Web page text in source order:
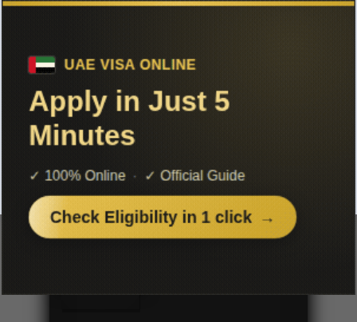
Чтобы не терять с нами связь,
подписывайся на наш
«Клинок и душа» ТВ-1
Добавленно: 16 июля 2019 | Серии: [13 из 13]
Blade & Soul
2014
Жанр:Экшен, Боевые искусства, Фентези,